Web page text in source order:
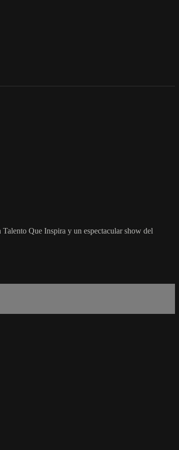
Que Inspira y un espectacular show del